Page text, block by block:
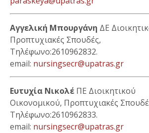
Αγγελική Μπουργάνη ΔΕ
Προπτυχιακές Σπουδές,
Τηλέφωνο:2610962832.
email: nursingsecr@upatras.gr
Ευτυχία Νικολέ ΠΕ Διοικητικού
Οικονομικού, Προπτυχιακές
Τηλέφωνο:2610962833.
email: nursingsecr@upatras.gr